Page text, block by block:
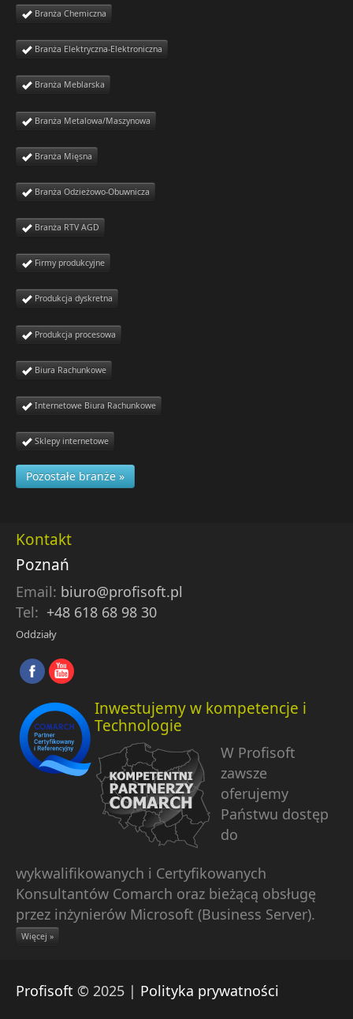
Branża Chemiczna
Branża Elektryczna-Elektroniczna
Branża Meblarska
Branża Metalowa/Maszynowa
Branża Mięsna
Branża Odzieżowo-Obuwnicza
Branża RTV AGD
Firmy produkcyjne
Produkcja dyskretna
Produkcja procesowa
Biura Rachunkowe
Internetowe Biura Rachunkowe
Sklepy internetowe
Pozostałe branże »
Kontakt
Poznań
Email: biuro@profisoft.pl
Tel: +48 618 68 98 30
Oddziały
Inwestujemy w kompetencje i
Technologie
W Profisoft
zawsze
oferujemy
Państwu dostęp
do
wykwalifikowanych i Certyfikowanych
Konsultantów Comarch oraz bieżącą obsługę
przez inżynierów Microsoft (Business Server).
Więcej »
Profisoft © 2025 | Polityka prywatności